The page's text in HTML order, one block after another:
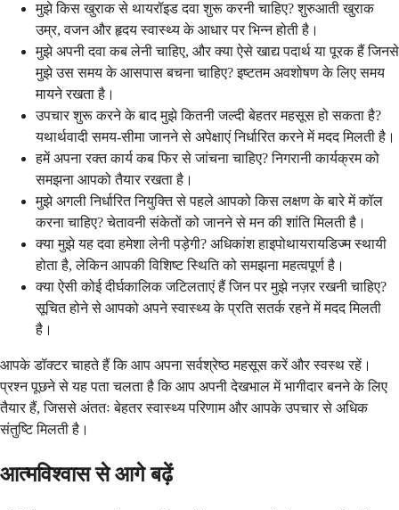
मुझे किस खुराक से थायरॉइड दवा शुरू करनी चाहिए? शुरुआती खुराक
उम्र, वजन और हृदय स्वास्थ्य के आधार पर भिन्न होती है।
मुझे अपनी दवा कब लेनी चाहिए, और क्या ऐसे खाद्य पदार्थ या पूरक हैं जिनसे
मुझे उस समय के आसपास बचना चाहिए? इष्टतम अवशोषण के लिए समय
मायने रखता है।
उपचार शुरू करने के बाद मुझे कितनी जल्दी बेहतर महसूस हो सकता है?
यथार्थवादी समय-सीमा जानने से अपेक्षाएं निर्धारित करने में मदद मिलती है।
हमें अपना रक्त कार्य कब फिर से जांचना चाहिए? निगरानी कार्यक्रम को
समझना आपको तैयार रखता है।
मुझे अगली निर्धारित नियुक्ति से पहले आपको किस लक्षण के बारे में कॉल
करना चाहिए? चेतावनी संकेतों को जानने से मन की शांति मिलती है।
क्या मुझे यह दवा हमेशा लेनी पड़ेगी? अधिकांश हाइपोथायरायडिज्म स्थायी
होता है, लेकिन आपकी विशिष्ट स्थिति को समझना महत्वपूर्ण है।
क्या ऐसी कोई दीर्घकालिक जटिलताएं हैं जिन पर मुझे नज़र रखनी चाहिए?
सूचित होने से आपको अपने स्वास्थ्य के प्रति सतर्क रहने में मदद मिलती
है।
आपके डॉक्टर चाहते हैं कि आप अपना सर्वश्रेष्ठ महसूस करें और स्वस्थ रहें।
प्रश्न पूछने से यह पता चलता है कि आप अपनी देखभाल में भागीदार बनने के लिए
तैयार हैं, जिससे अंततः बेहतर स्वास्थ्य परिणाम और आपके उपचार से अधिक
संतुष्टि मिलती है।
आत्मविश्वास से आगे बढ़ें